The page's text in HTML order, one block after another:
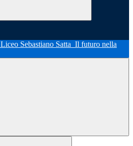
Liceo Sebastiano Satta Il futuro nella